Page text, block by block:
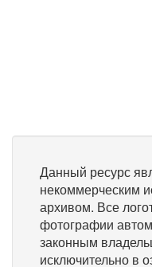
Данный ресурс
некоммерческим
архивом. Все
фотографии
законным
исключительно в